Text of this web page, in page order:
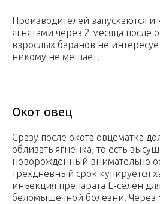
Производителей запускаются и
ягнятами через 2 месяца после
взрослых баранов не
никому не мешает.
Окот овец
Сразу после окота овцематка
облизать ягненка, то есть
новорожденный внимательно
трехдневный срок купируется
инъекция препарата Е-селен
беломышечной болезни. Через